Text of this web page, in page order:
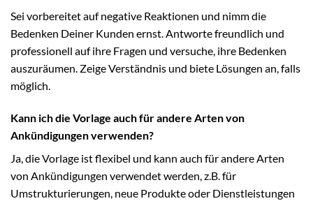
Sei vorbereitet auf negative Reaktionen und nimm die
Bedenken Deiner Kunden ernst. Antworte freundlich und
professionell auf ihre Fragen und versuche, ihre Bedenken
auszuräumen. Zeige Verständnis und biete Lösungen an, falls
möglich.
Kann ich die Vorlage auch für andere Arten von
Ankündigungen verwenden?
Ja, die Vorlage ist flexibel und kann auch für andere Arten
von Ankündigungen verwendet werden, z.B. für
Umstrukturierungen, neue Produkte oder Dienstleistungen